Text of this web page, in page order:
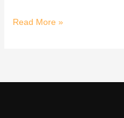
Read More »